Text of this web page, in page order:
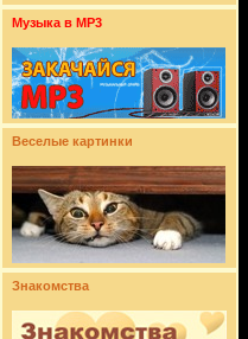
Музыка в MP3
Веселые картинки
Знакомства